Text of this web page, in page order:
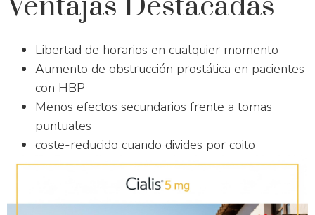
Libertad de horarios en cualquier momento
Aumento de obstrucción prostática en pacientes
con HBP
Menos efectos secundarios frente a tomas
puntuales
coste-reducido cuando divides por coito